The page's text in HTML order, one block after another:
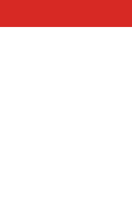
2024-03-21 18:38:54